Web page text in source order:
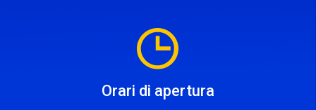
Orari di apertura